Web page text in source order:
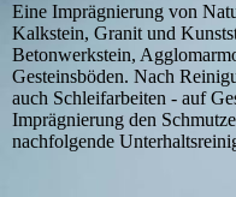
Eine Imprägnierung von
Kalkstein, Granit und
Betonwerkstein,
Gesteinsböden. Nach
auch Schleifarbeiten - auf
Imprägnierung den
nachfolgende